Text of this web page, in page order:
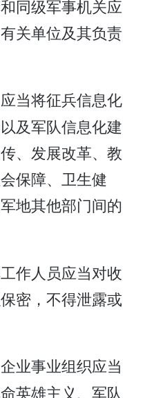
同级军事机关应
关单位及其负责
当将征兵信息化
及军队信息化建
、发展改革、教
保障、卫生健
地其他部门间的
作人员应当对收
密，不得泄露或
业事业组织应当
英雄主义、军队